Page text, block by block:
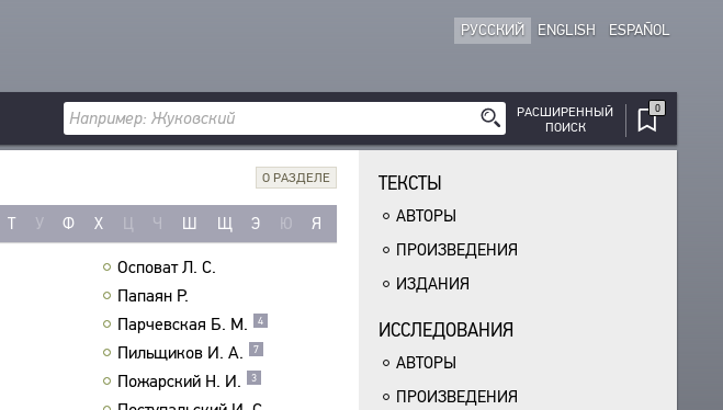
РУССКИЙ ENGLISH ESPAÑOL
РАСШИРЕННЫЙ
ПОИСК
0
О РАЗДЕЛЕ
Т У Ф Х Ц Ч Ш Щ Э Ю Я
Осповат Л. С.
Папаян Р.
Парчевская Б. М.
4
Пильщиков И. А. 7
Пожарский Н. И. 3
ТЕКСТЫ
АВТОРЫ
ПРОИЗВЕДЕНИЯ
ИЗДАНИЯ
ИССЛЕДОВАНИЯ
АВТОРЫ
ПРОИЗВЕДЕНИЯ